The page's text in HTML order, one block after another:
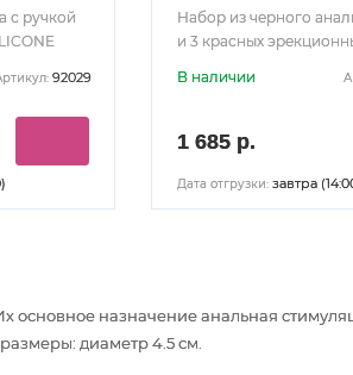
с ручкой
92029
Набор из черного
и 3 красных
В наличии
1 685 р.
Дата отгрузки: завтра
основное назначение анальная
диаметр 4.5 см.